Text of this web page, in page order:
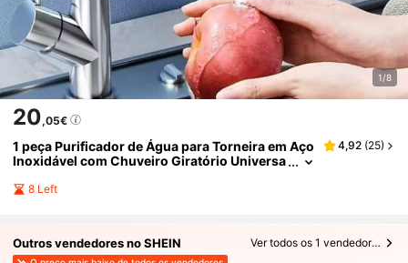
1/8
20,05€
1 peça Purificador de Água para Torneira em Aço
Inoxidável com Chuveiro Giratório Universa
osto Multicamadas, Prateado com Interface de I
l, Casa, Escritório
4,92 (25)
8 Left
Outros vendedores no SHEIN Ver todos os 1 vendedores